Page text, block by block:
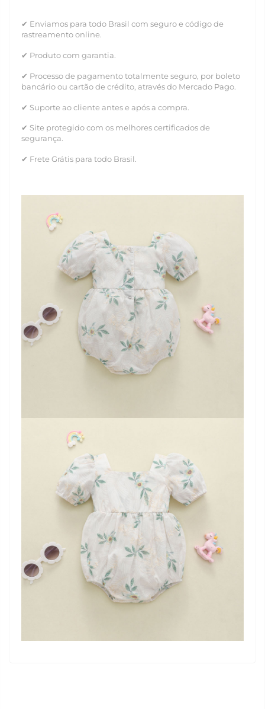
✔ Enviamos para todo Brasil com seguro e código de
rastreamento online.
✔ Produto com garantia.
✔ Processo de pagamento totalmente seguro, por boleto
bancário ou cartão de crédito, através do Mercado Pago.
✔ Suporte ao cliente antes e após a compra.
✔ Site protegido com os melhores certificados de
segurança.
✔ Frete Grátis para todo Brasil.